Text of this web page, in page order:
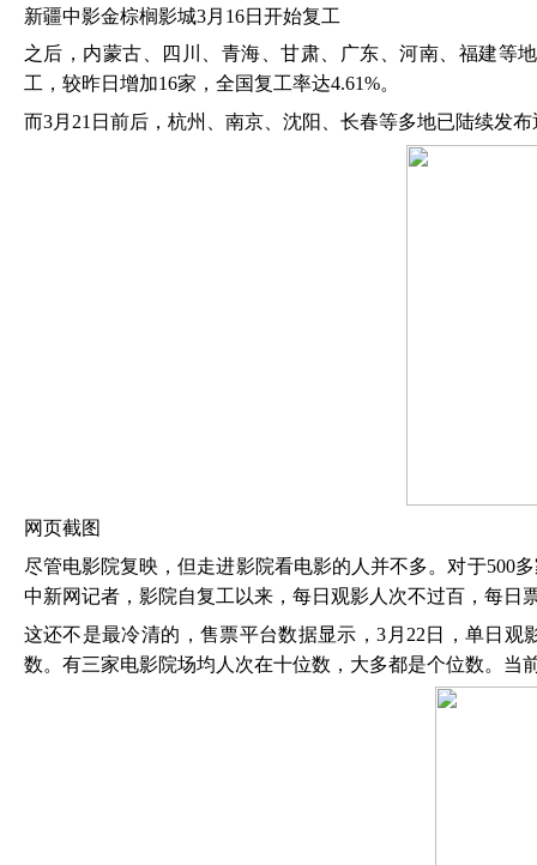
新疆中影金棕榈影城3月16日开始复工
之后，内蒙古、四川、青海、甘肃、广东、河南、福建等
工，较昨日增加16家，全国复工率达4.61%。
而3月21日前后，杭州、南京、沈阳、长春等多地已陆续发
网页截图
尽管电影院复映，但走进影院看电影的人并不多。对于500
中新网记者，影院自复工以来，每日观影人次不过百，每日
这还不是最冷清的，售票平台数据显示，3月22日，单日观
数。有三家电影院场均人次在十位数，大多都是个位数。当